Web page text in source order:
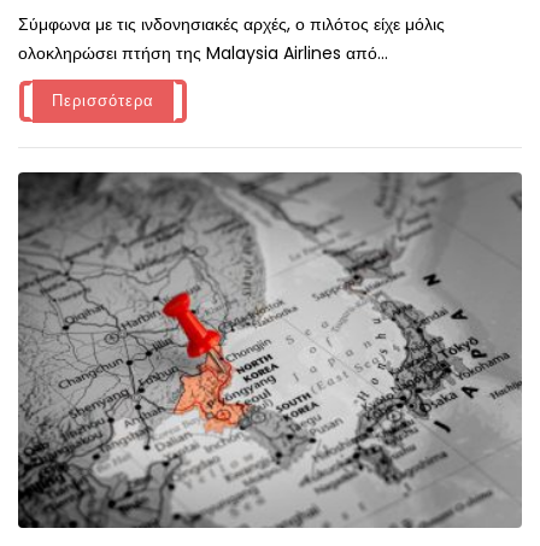
Σύμφωνα με τις ινδονησιακές αρχές, ο πιλότος είχε μόλις
ολοκληρώσει πτήση της Malaysia Airlines από...
Περισσότερα